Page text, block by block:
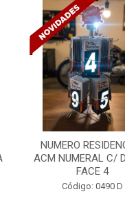
NUMERO
ACM NUMERAL C/
FACE 4
Código: 0490 D